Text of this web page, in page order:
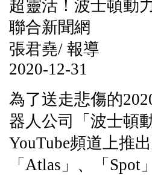
超靈活！波士頓動
聯合新聞網
張君堯/ 報導
2020-12-31
為了送走悲傷的
器人公司「波士頓
YouTube頻道上推
「Atlas」、「